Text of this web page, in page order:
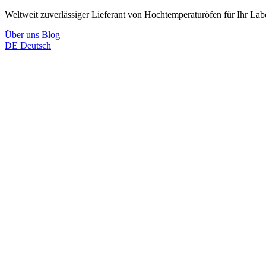
Weltweit zuverlässiger Lieferant von Hochtemperaturöfen für Ihr
Über uns Blog
DE Deutsch